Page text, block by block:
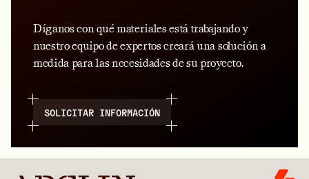
Díganos con qué materiales está trabajando y
nuestro equipo de expertos creará una solución a
medida para las necesidades de su proyecto.
SOLICITAR INFORMACIÓN